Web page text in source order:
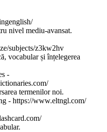
nivel mediu-avansat.
subjects/z3kw2hv
vocabular și înțelegerea
-
termenilor noi.
- https://www.eltngl.com/